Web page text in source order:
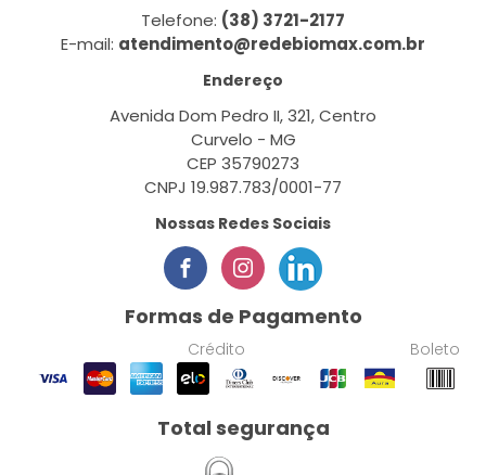
Telefone: (38) 3721-2177
E-mail: atendimento@redebiomax.com.br
Endereço
Avenida Dom Pedro II, 321, Centro
Curvelo - MG
CEP 35790273
CNPJ 19.987.783/0001-77
Nossas Redes Sociais
Formas de Pagamento
Crédito Boleto
Total segurança